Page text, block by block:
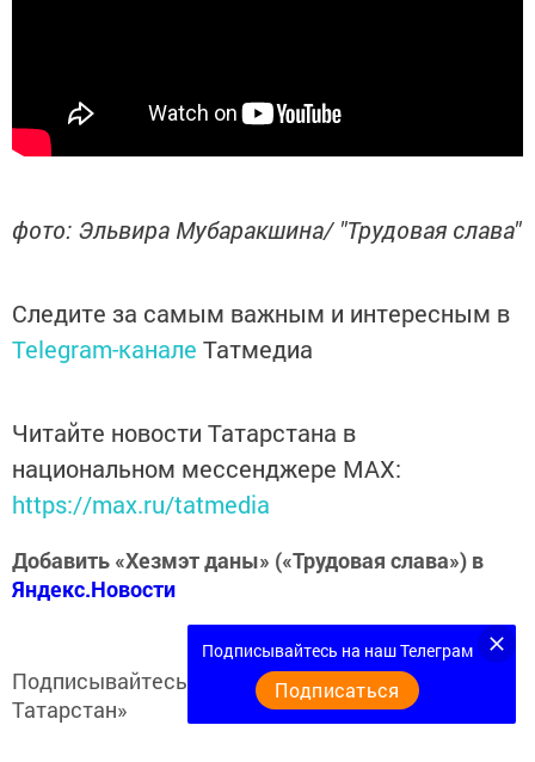
фото: Эльвира Мубаракшина/ "Трудовая слава"
Следите за самым важным и интересным в
Telegram-канале Татмедиа
Читайте новости Татарстана в
национальном мессенджере MАХ:
https://max.ru/tatmedia
Добавить «Хезмэт даны» («Трудовая слава») в
Яндекс.Новости
Подписывайтесь на Telegram-канал«Кукмор
Татарстан»
Подписывайтесь на наш Телеграм
Подписаться